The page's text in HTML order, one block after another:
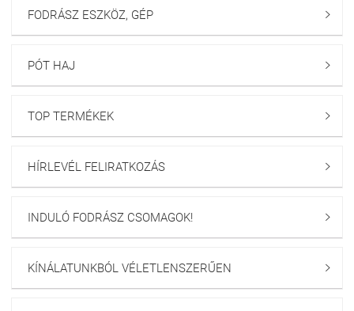
FODRÁSZ ESZKÖZ, GÉP 
PÓT HAJ 
TOP TERMÉKEK 
HÍRLEVÉL FELIRATKOZÁS 
INDULÓ FODRÁSZ CSOMAGOK! 
KÍNÁLATUNKBÓL VÉLETLENSZERŰEN 